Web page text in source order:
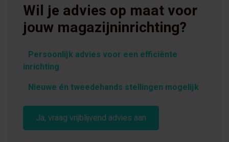
Wil je advies op maat voor
jouw magazijninrichting?
Persoonlijk advies voor een efficiënte
inrichting
Nieuwe én tweedehands stellingen mogelijk
Ja, vraag vrijblijvend advies aan